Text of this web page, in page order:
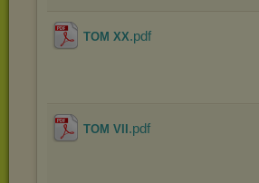
TOM XX.pdf
TOM VII .pdf